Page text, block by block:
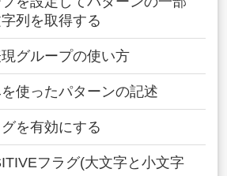
列を取得する
グループの使い方
使ったパターンの記述
を有効にする
フラグ(大文字と小文字